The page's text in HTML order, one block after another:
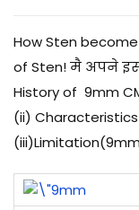
How Sten
of Sten! मै अपने
History of 9mm
(ii)